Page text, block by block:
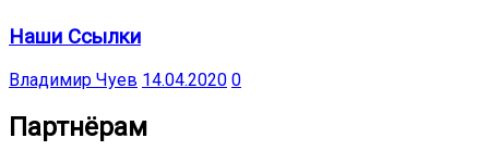
Наши Ссылки
Владимир Чуев 14.04.2020 0
Партнёрам